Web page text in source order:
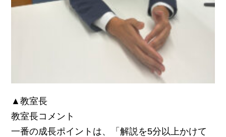
▲教室長
教室長コメント
一番の成長ポイントは、
「解説を5分以上かけて